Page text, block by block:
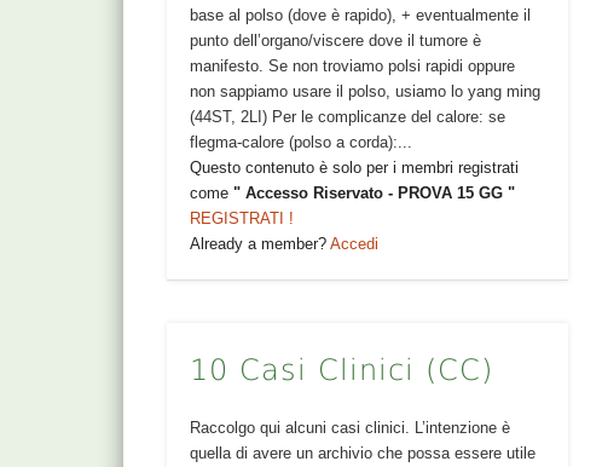
base al polso (dove è rapido), + eventualmente il
punto dell’organo/viscere dove il tumore è
manifesto. Se non troviamo polsi rapidi oppure
non sappiamo usare il polso, usiamo lo yang ming
(44ST, 2LI) Per le complicanze del calore: se
flegma-calore (polso a corda):...
Questo contenuto è solo per i membri registrati
come" Accesso Riservato - PROVA 15 GG "
REGISTRATI !
Already a member?Accedi
10 Casi Clinici (CC)
Raccolgo qui alcuni casi clinici. L’intenzione è
quella di avere un archivio che possa essere utile